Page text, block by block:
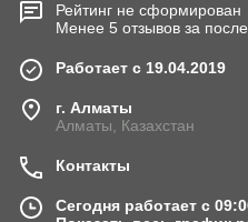
Рейтинг не сформирован
Менее 5 отзывов за
Работает с 19.04.2019
г. Алматы
Алматы, Казахстан
Контакты
Сегодня работает с